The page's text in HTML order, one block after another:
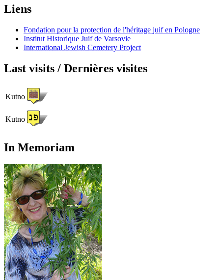
Liens
Fondation pour la protection de l'héritage juif en Pologne
Institut Historique Juif de Varsovie
International Jewish Cemetery Project
Last visits / Dernières visites
Kutno
Kutno
In Memoriam